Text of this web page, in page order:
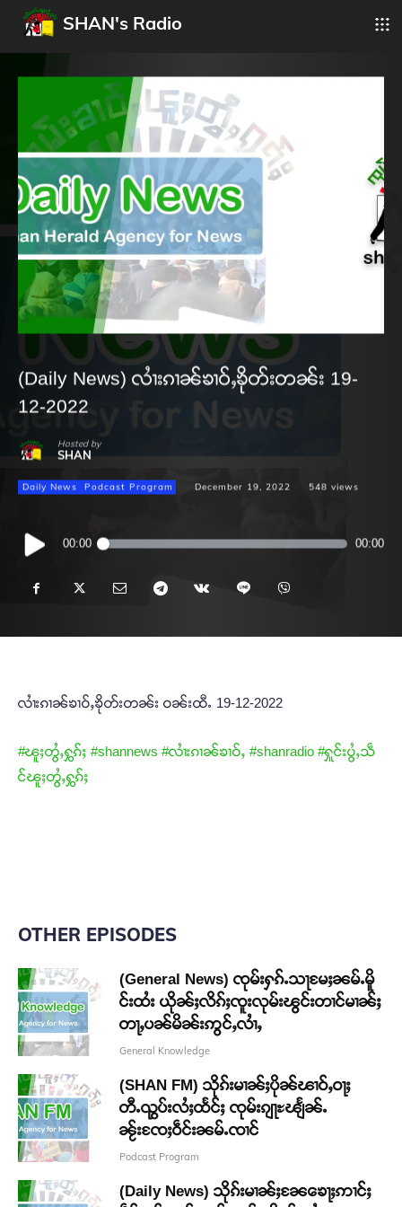
SHAN's Radio
(Daily News) လၢႆးၵၢၼ်ၶၢဝ်ႇၶိုတ်းတၼ်း 19-
12-2022
Hosted by
SHAN
Daily News Podcast Program December 19, 2022 548 views
Audio
Player
00:00 00:00
လၢႆးၵၢၼ်ၶၢဝ်ႇၶိုတ်းတၼ်း ဝၼ်းထီႉ 19-12-2022
#ၽူႈတွႆႇႁွၵ်ႈ #shannews #လၢႆးၵၢၼ်ၶၢဝ်ႇ #shanradio #ႁူင်းပွႆႇသဵ
င်ၽူႈတွႆႇႁွၵ်ႈ
OTHER EPISODES
(General News) ၸုမ်းႁၵ်ႉသႃမႄႈၼမ်ႉမိူ
င်းထႆး ယိုၼ်ႈလိၵ်ႈၸူးလုမ်းၽွင်းတၢင်မၢၼ်ႈ
တႃႇပၼ်မိၼ်းဢွင်ႇလၢႆႇ
General Knowledge
(SHAN FM) သိုၵ်းမၢၼ်ႈပိုၼ်ၽၢဝ်ႇဝႃႈ
တီႉၺွပ်းလႆႈထႅင်ႈ ၸုမ်းၵျႃႊၽျႅၼ်ႉ
ၼႂ်းၸႄႈဝဵင်းၼမ်ႉၸၢင်
Podcast Program
(Daily News) သိုၵ်းမၢၼ်ႈၼႄၶေႃႈဢၢင်ႈ